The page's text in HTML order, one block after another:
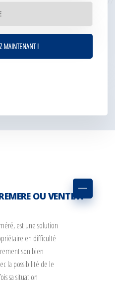
OU VENTE À
est une solution
en difficulté
son bien
la possibilité de le
sa situation